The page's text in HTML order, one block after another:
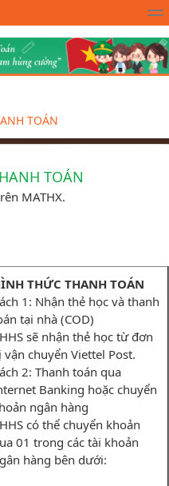
Học toán - Lớp 1
TOÁN
TOÁN
MATHX.
THỨC THANH TOÁN
1: Nhận thẻ học và thanh
tại nhà (COD)
sẽ nhận thẻ học từ đơn
vận chuyển Viettel Post.
2: Thanh toán qua
Banking hoặc chuyển
ngân hàng
có thể chuyển khoản
01 trong các tài khoản
hàng bên dưới: